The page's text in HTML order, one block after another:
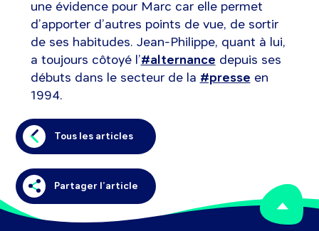
Tous les articles
Partager l’article
une évidence pour Marc car elle permet
d’apporter d’autres points de vue, de sortir
de ses habitudes. Jean-Philippe, quant à lui,
a toujours côtoyé l’#alternance​ depuis ses
débuts dans le secteur de la #presse​ en
1994.